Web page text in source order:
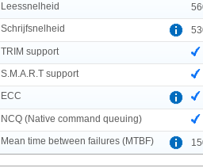
Leessnelheid
Schrijfsnelheid
TRIM support
S.M.A.R.T support
ECC
NCQ (Native command queuing)
Mean time between failures (MTBF)